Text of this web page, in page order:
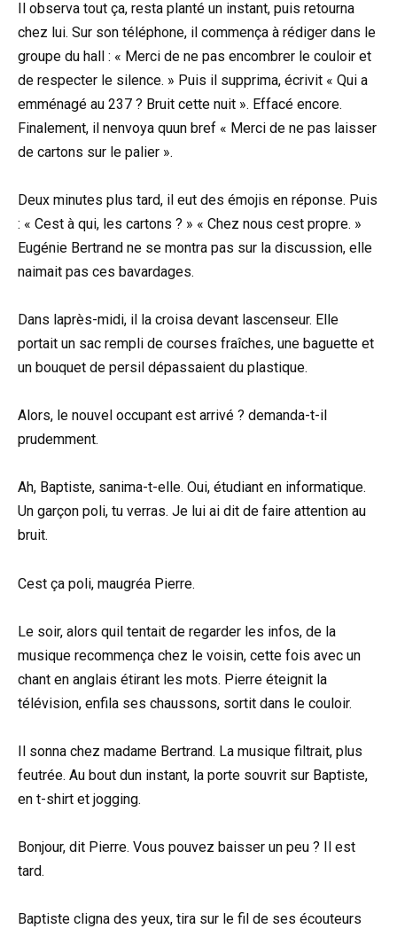
Il observa tout ça, resta planté un instant, puis retourna
chez lui. Sur son téléphone, il commença à rédiger dans le
groupe du hall : « Merci de ne pas encombrer le couloir et
de respecter le silence. » Puis il supprima, écrivit « Qui a
emménagé au 237 ? Bruit cette nuit ». Effacé encore.
Finalement, il nenvoya quun bref « Merci de ne pas laisser
de cartons sur le palier ».
Deux minutes plus tard, il eut des émojis en réponse. Puis
: « Cest à qui, les cartons ? » « Chez nous cest propre. »
Eugénie Bertrand ne se montra pas sur la discussion, elle
naimait pas ces bavardages.
Dans laprès-midi, il la croisa devant lascenseur. Elle
portait un sac rempli de courses fraîches, une baguette et
un bouquet de persil dépassaient du plastique.
Alors, le nouvel occupant est arrivé ? demanda-t-il
prudemment.
Ah, Baptiste, sanima-t-elle. Oui, étudiant en informatique.
Un garçon poli, tu verras. Je lui ai dit de faire attention au
bruit.
Cest ça poli, maugréa Pierre.
Le soir, alors quil tentait de regarder les infos, de la
musique recommença chez le voisin, cette fois avec un
chant en anglais étirant les mots. Pierre éteignit la
télévision, enfila ses chaussons, sortit dans le couloir.
Il sonna chez madame Bertrand. La musique filtrait, plus
feutrée. Au bout dun instant, la porte souvrit sur Baptiste,
en t-shirt et jogging.
Bonjour, dit Pierre. Vous pouvez baisser un peu ? Il est
tard.
Baptiste cligna des yeux, tira sur le fil de ses écouteurs